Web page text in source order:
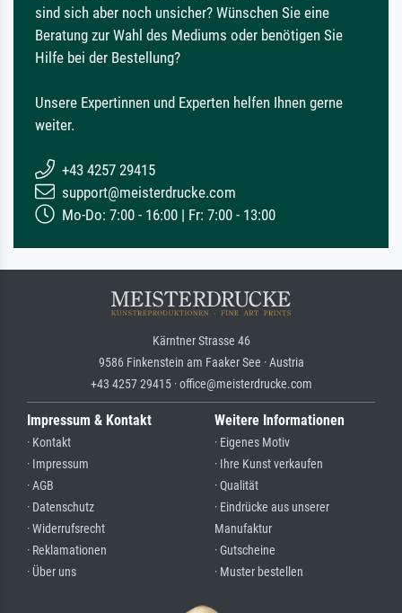
sind sich aber noch unsicher? Wünschen Sie eine
Beratung zur Wahl des Mediums oder benötigen Sie
Hilfe bei der Bestellung?
Unsere Expertinnen und Experten helfen Ihnen gerne
weiter.
+43 4257 29415
support@meisterdrucke.com
Mo-Do: 7:00 - 16:00 | Fr: 7:00 - 13:00
Kärntner Strasse 46
9586 Finkenstein am Faaker See · Austria
+43 4257 29415 · office@meisterdrucke.com
Impressum & Kontakt
· Kontakt
· Impressum
· AGB
· Datenschutz
· Widerrufsrecht
· Reklamationen
· Über uns
Weitere Informationen
· Eigenes Motiv
· Ihre Kunst verkaufen
· Qualität
· Eindrücke aus unserer
Manufaktur
· Gutscheine
· Muster bestellen